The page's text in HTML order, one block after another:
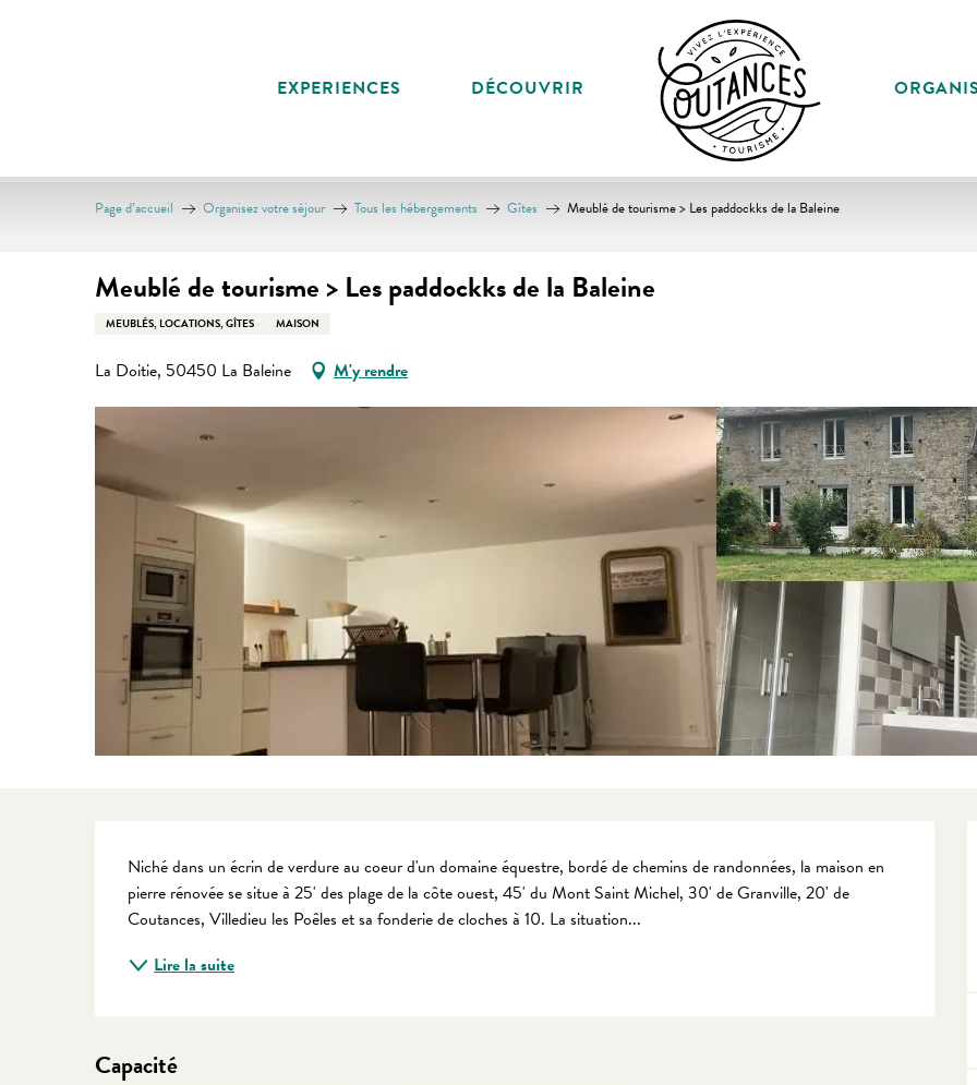
EXPERIENCES DÉCOUVRIR
Page d’accueil Organisez votre séjour Tous les hébergements Gîtes Meublé de tourisme > Les paddockks de la Baleine
Meublé de tourisme > Les paddockks de la Baleine
MEUBLÉS, LOCATIONS, GÎTES MAISON
La Doitie, 50450 La Baleine M'y rendre
Description
Niché dans un écrin de verdure au coeur d'un domaine équestre, bordé de chemins de randonnées, la maison en
pierre rénovée se situe à 25' des plage de la côte ouest, 45' du Mont Saint Michel, 30' de Granville, 20' de
Coutances, Villedieu les Poêles et sa fonderie de cloches à 10. La situation...
Lire la suite
Capacité